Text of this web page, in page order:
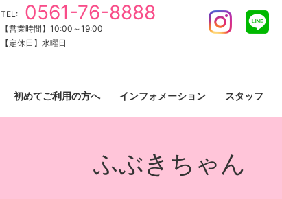
TEL: 0561-76-8888
【営業時間】10:00～19:00
【定休日】水曜日
Instagram
初めてご利用の方へ インフォメーション スタッフ
ふぶきちゃん